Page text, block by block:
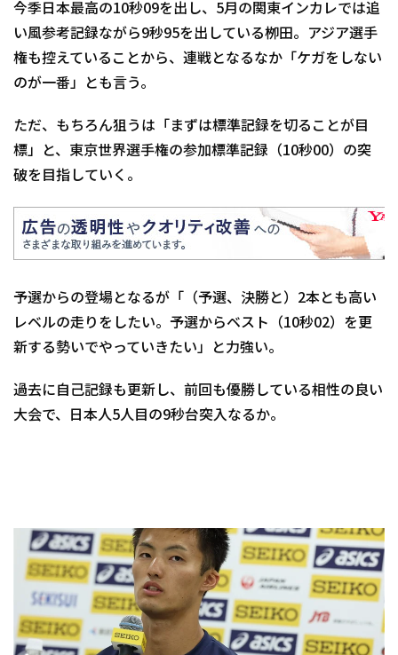
今季日本最高の10秒09を出し、5月の関東インカレでは追
い風参考記録ながら9秒95を出している栁田。アジア選手
権も控えていることから、連戦となるなか「ケガをしない
のが一番」とも言う。
ただ、もちろん狙うは「まずは標準記録を切ることが目
標」と、東京世界選手権の参加標準記録（10秒00）の突
破を目指していく。
予選からの登場となるが「（予選、決勝と）2本とも高い
レベルの走りをしたい。予選からベスト（10秒02）を更
新する勢いでやっていきたい」と力強い。
過去に自己記録も更新し、前回も優勝している相性の良い
大会で、日本人5人目の9秒台突入なるか。